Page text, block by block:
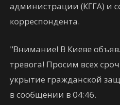
администрации (КГГА) и
корреспондента.
"Внимание! В Киеве
тревога! Просим всех
укрытие гражданской
в сообщении в 04:46.